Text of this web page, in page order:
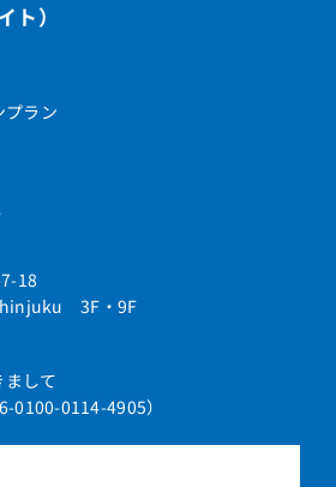
ト）
プラン
18
3F・9F
して
0100-0114-4905）